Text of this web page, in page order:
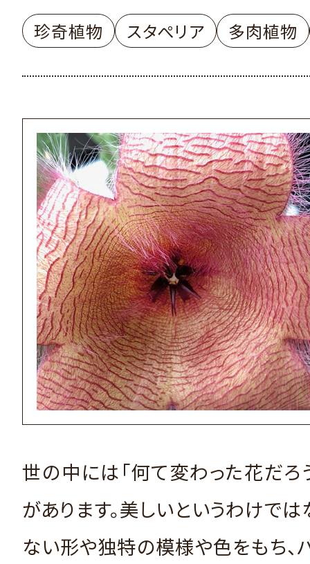
珍奇植物 スタぺリア 多肉植物
世の中には「何て変わった花だろ
があります。美しいというわけでは
ない形や独特の模様や色をもち、